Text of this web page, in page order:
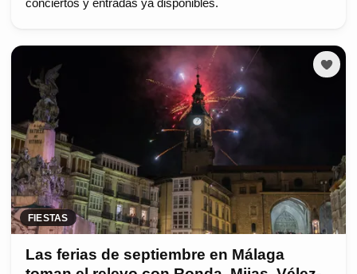
conciertos y entradas ya disponibles.
FIESTAS
Las ferias de septiembre en Málaga